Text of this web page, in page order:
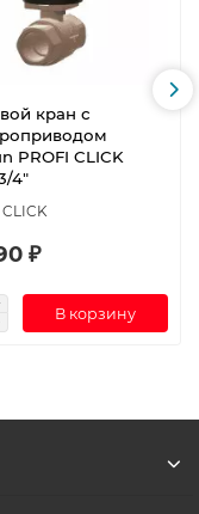
кран с
PROFI CLICK
4"
₽
В корзину